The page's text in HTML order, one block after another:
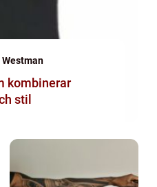
kombinerar
stil